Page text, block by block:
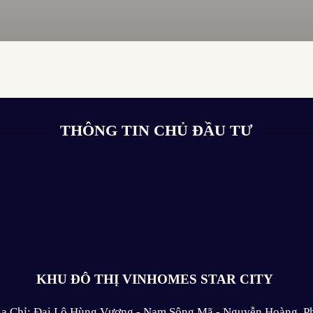
THÔNG TIN CHỦ ĐẦU TƯ
KHU ĐÔ THỊ VINHOMES STAR CITY